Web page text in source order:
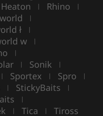
| Rhino |
|
ł |
w |
|
| Sonik |
| Sportex | Spro |
| StickyBaits |
|
| Tica | Tiross